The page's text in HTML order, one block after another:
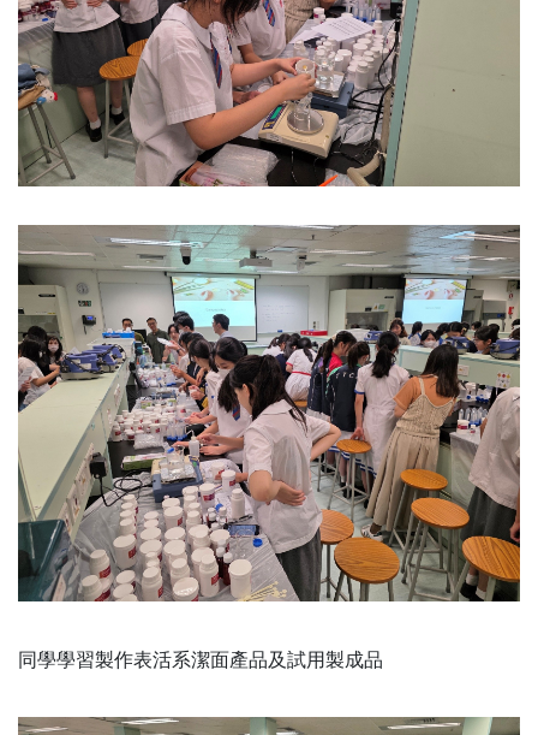
同學學習製作表活系潔面產品及試用製成品